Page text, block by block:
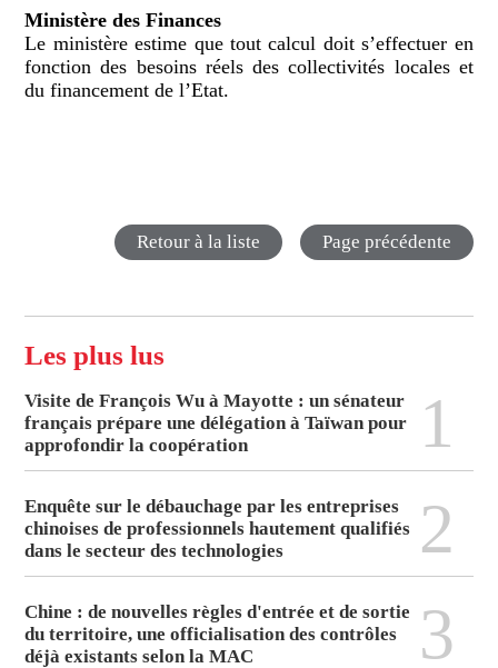
Ministère des Finances
Le ministère estime que tout calcul doit s’effectuer en
fonction des besoins réels des collectivités locales et
du financement de l’Etat.
Retour à la liste Page précédente
Les plus lus
Visite de François Wu à Mayotte : un sénateur
français prépare une délégation à Taïwan pour
approfondir la coopération
1
Enquête sur le débauchage par les entreprises
chinoises de professionnels hautement qualifiés
dans le secteur des technologies
2
Chine : de nouvelles règles d'entrée et de sortie
du territoire, une officialisation des contrôles
déjà existants selon la MAC
3